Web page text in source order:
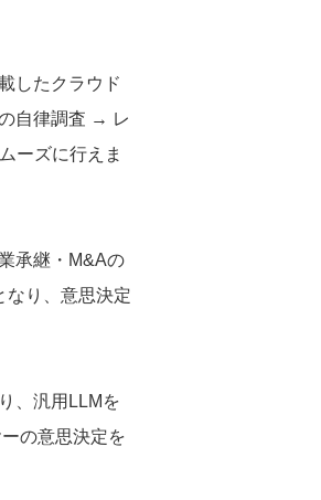
したクラウド
自律調査 → レ
ーズに行えま
承継・M&Aの
なり、意思決定
、汎用LLMを
の意思決定を